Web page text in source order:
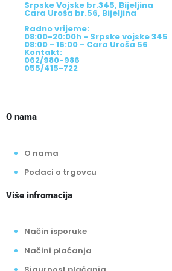
Srpske Vojske br.345, Bijeljina
Cara Uroša br.56, Bijeljina
Radno vrijeme:
08:00-20:00h - Srpske vojske 345
08:00 - 16:00 - Cara Uroša 56
Kontakt:
062/980-986
055/415-722
O nama
O nama
Podaci o trgovcu
Više infromacija
Način isporuke
Načini plaćanja